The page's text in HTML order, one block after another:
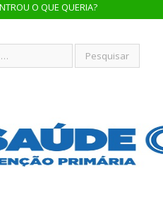
O QUE QUERIA?